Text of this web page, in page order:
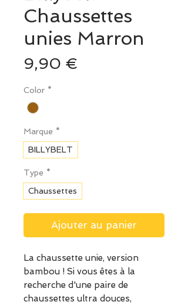
Chaussettes
unies Marron
9,90 €
Color *
Marque *
BILLYBELT
Type *
Chaussettes
Ajouter au panier
La chaussette unie, version
bambou ! Si vous êtes à la
recherche d'une paire de
chaussettes ultra douces,